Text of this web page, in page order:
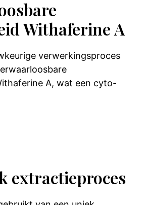
Withaferine A
verwerkingsproces
A, wat een cyto-
extractieproces